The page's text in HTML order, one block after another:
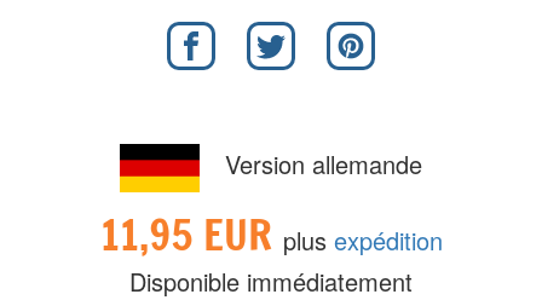
Version allemande
11,95 EUR plus expédition
Disponible immédiatement